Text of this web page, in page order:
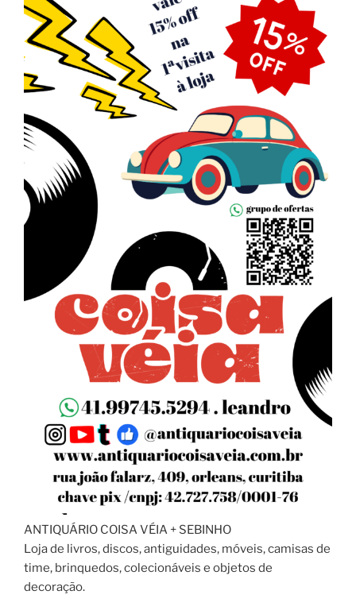
ANTIQUÁRIO COISA VÉIA + SEBINHO
Loja de livros, discos, antiguidades, móveis, camisas de
time, brinquedos, colecionáveis e objetos de
decoração.